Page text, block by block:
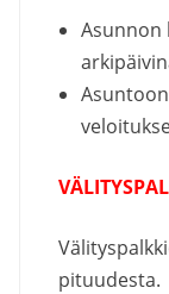
Asunnon
pituudesta.